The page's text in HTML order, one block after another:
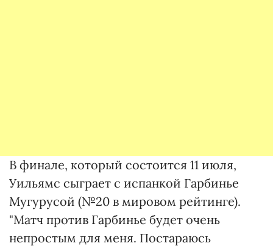
В финале, который состоится 11 июля,
Уильямс сыграет с испанкой Гарбинье
Мугурусой (№20 в мировом рейтинге).
"Матч против Гарбинье будет очень
непростым для меня. Постараюсь